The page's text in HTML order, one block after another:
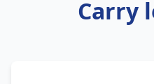
Carry